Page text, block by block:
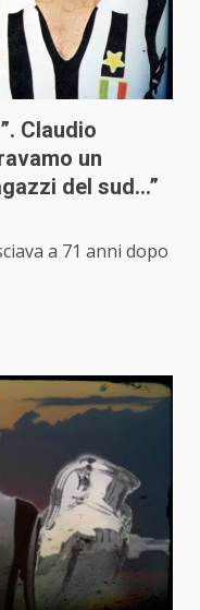
Claudio
un
del sud…”
a 71 anni dopo